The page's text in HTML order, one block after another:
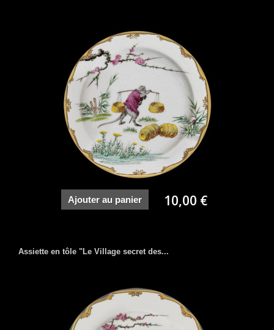
Ajouter au panier 10,00 €
Assiette en tôle "Le Village secret des...